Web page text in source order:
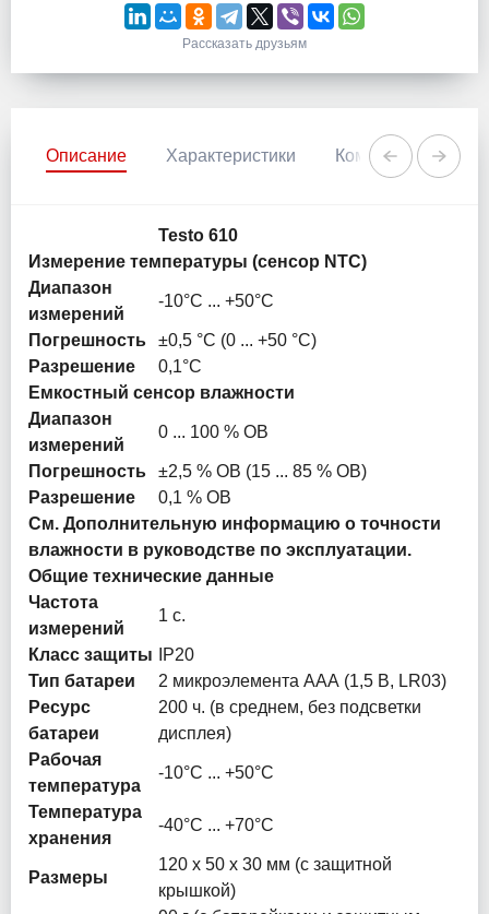
Рассказать друзьям
Описание Характеристики Комментарии
Testo 610
Измерение температуры (сенсор NTC)
Диапазон
измерений
-10°C ... +50°C
Погрешность
±0,5 °C (0 ... +50 °С)
Разрешение
0,1°C
Емкостный сенсор влажности
Диапазон
измерений
0 ... 100 % ОВ
Погрешность
±2,5 % ОВ (15 ... 85 % ОВ)
Разрешение
0,1 % ОВ
См. Дополнительную информацию о точности
влажности в руководстве по эксплуатации.
Общие технические данные
Частота
измерений
1 с.
Класс защиты
IP20
Тип батареи
2 микроэлемента ААА (1,5 В, LR03)
Ресурс
батареи
200 ч. (в среднем, без подсветки
дисплея)
Рабочая
температура
-10°C ... +50°C
Температура
хранения
-40°C ... +70°C
Размеры
120 x 50 x 30 мм (с защитной
крышкой)